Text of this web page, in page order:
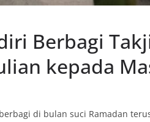
Berbagi
kepada
di bulan suci Ramadan